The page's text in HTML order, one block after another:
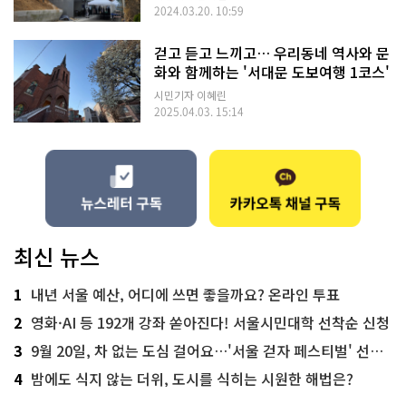
2024.03.20. 10:59
걷고 듣고 느끼고… 우리동네 역사와 문
화와 함께하는 '서대문 도보여행 1코스'
시민기자 이혜린
2025.04.03. 15:14
최신 뉴스
1 내년 서울 예산, 어디에 쓰면 좋을까요? 온라인 투표
2 영화·AI 등 192개 강좌 쏟아진다! 서울시민대학 선착순 신청
3 9월 20일, 차 없는 도심 걸어요…'서울 걷자 페스티벌' 선착순 5천명
4 밤에도 식지 않는 더위, 도시를 식히는 시원한 해법은?